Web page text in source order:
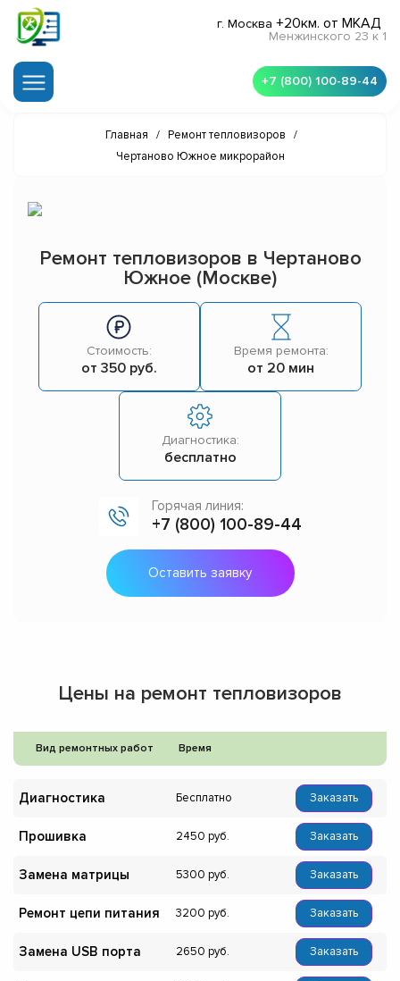
г. Москва +20км. от МКАД
Менжинского 23 к 1
+7 (800) 100-89-44
Главная / Ремонт тепловизоров
/
Чертаново Южное микрорайон
Ремонт тепловизоров в Чертаново
Южное (Москве)
Стоимость:
от 350 руб.
Время ремонта:
от 20 мин
Диагностика:
бесплатно
Горячая линия:
+7 (800) 100-89-44
Оставить заявку
Цены на ремонт тепловизоров
Вид ремонтных работ Время
Диагностика Бесплатно Заказать
Прошивка 2450 Заказать
Замена матрицы 5300 Заказать
Ремонт цепи питания 3200 Заказать
Замена USB порта 2650 Заказать